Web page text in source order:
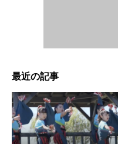
最近の記事